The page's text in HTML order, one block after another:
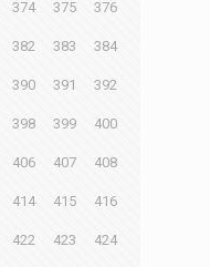
374 375 376
382 383 384
390 391 392
398 399 400
406 407 408
414 415 416
422 423 424